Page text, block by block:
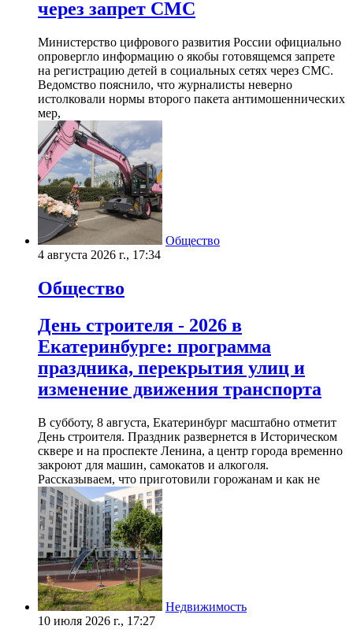
через запрет СМС
Министерство цифрового развития России официально
опровергло информацию о якобы готовящемся запрете
на регистрацию детей в социальных сетях через СМС.
Ведомство пояснило, что журналисты неверно
истолковали нормы второго пакета антимошеннических
мер,
Общество
4 августа 2026 г., 17:34
Общество
День строителя - 2026 в
Екатеринбурге: программа
праздника, перекрытия улиц и
изменение движения транспорта
В субботу, 8 августа, Екатеринбург масштабно отметит
День строителя. Праздник развернется в Историческом
сквере и на проспекте Ленина, а центр города временно
закроют для машин, самокатов и алкоголя.
Рассказываем, что приготовили горожанам и как не
Недвижимость
10 июля 2026 г., 17:27